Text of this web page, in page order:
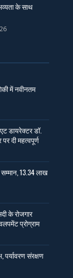
के साथ
में नवीनतम
डायरेक्टर डॉ.
दी महत्वपूर्ण
13.34 लाख
के रोजगार
प्रोग्राम
पर्यावरण संरक्षण